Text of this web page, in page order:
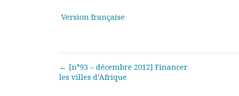
développement
Dîners débats
Version française
Post navigation
← [n°93 – décembre 2012] Financer
les villes d’Afrique